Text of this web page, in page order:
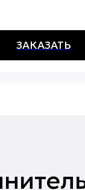
ЗАКАЗАТЬ